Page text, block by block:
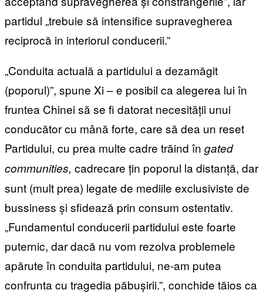
partidul „trebuie să intensifice supravegherea
reciprocă in interiorul conducerii.”
„Conduita actuală a partidului a dezamăgit
(poporul)”, spune Xi – e posibil ca alegerea lui în
fruntea Chinei să se fi datorat necesității unui
conducător cu mână forte, care să dea un reset
Partidului, cu prea multe cadre trăind în gated
communities, cadrecare țin poporul la distanță, dar
sunt (mult prea) legate de mediile exclusiviste de
bussiness și sfidează prin consum ostentativ.
„Fundamentul conducerii partidului este foarte
puternic, dar dacă nu vom rezolva problemele
apărute în conduita partidului, ne-am putea
confrunta cu tragedia păbușirii.”, conchide tăios ca